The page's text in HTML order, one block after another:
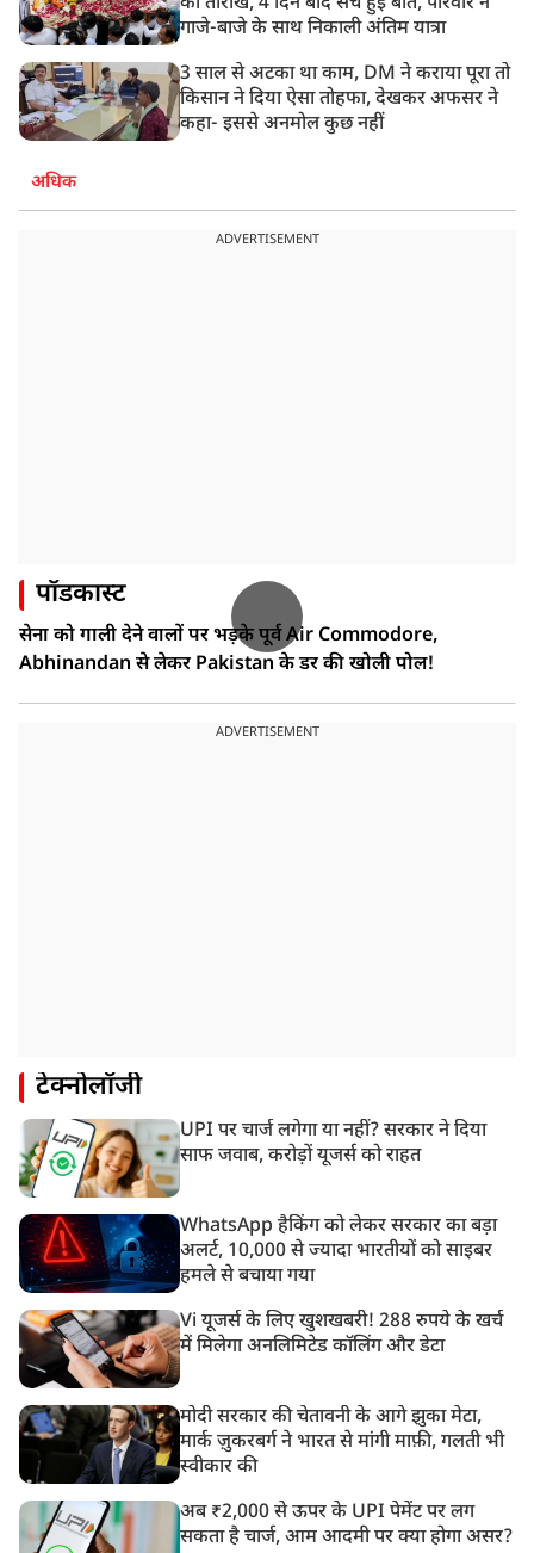
गाजे-बाजे के साथ निकाली अंतिम यात्रा
3 साल से अटका था काम, DM ने कराया पूरा तो
किसान ने दिया ऐसा तोहफा, देखकर अफसर ने
कहा- इससे अनमोल कुछ नहीं
अधिक
ADVERTISEMENT
पॉडकास्ट
सेना को गाली देने वालों पर भड़के पूर्व Air Commodore,
Abhinandan से लेकर Pakistan के डर की खोली पोल!
ADVERTISEMENT
टेक्नोलॉजी
UPI पर चार्ज लगेगा या नहीं? सरकार ने दिया
साफ जवाब, करोड़ों यूजर्स को राहत
WhatsApp हैकिंग को लेकर सरकार का बड़ा
अलर्ट, 10,000 से ज्यादा भारतीयों को साइबर
हमले से बचाया गया
Vi यूजर्स के लिए खुशखबरी! 288 रुपये के खर्च
में मिलेगा अनलिमिटेड कॉलिंग और डेटा
मोदी सरकार की चेतावनी के आगे झुका मेटा,
मार्क ज़ुकरबर्ग ने भारत से मांगी माफ़ी, गलती भी
स्वीकार की
अब ₹2,000 से ऊपर के UPI पेमेंट पर लग
सकता है चार्ज, आम आदमी पर क्या होगा असर?